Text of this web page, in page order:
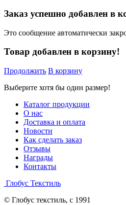
Заказ успешно добавлен в
Это сообщение автоматически
Товар добавлен в корзину!
Продолжить В корзину
Выберите хотя бы один размер!
Каталог продукции
О нас
Доставка и оплата
Новости
Как сделать заказ
Отзывы
Награды
Контакты
Глобус Текстиль
© Глобус текстиль, с 1991